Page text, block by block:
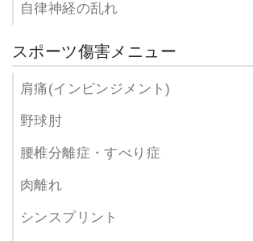
自律神経の乱れ
スポーツ傷害メニュー
肩痛(インピンジメント)
野球肘
腰椎分離症・すべり症
肉離れ
シンスプリント